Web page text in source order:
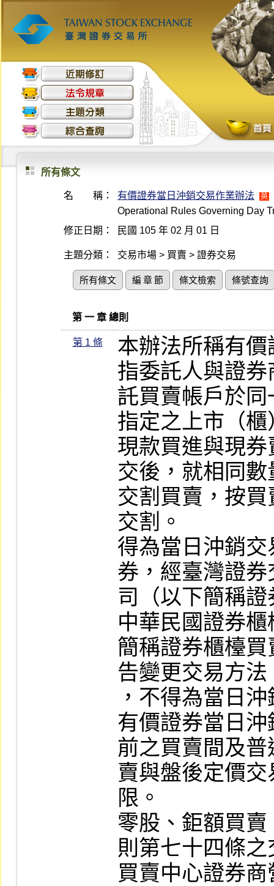
所有條文
名 稱： 有價證券當日沖銷交易作業辦法 英
Operational Rules Governing Day
修正日期：
民國 105 年 02 月 01 日
主題分類： 交易市場 > 買賣 > 證券交易
所有條文 編 章 節 條文檢索 條號查詢
   第 一 章 總則
第 1 條
本辦法所稱有
指委託人與證
託買賣帳戶於
指定之上市（
現款買進與現
交後，就相同
交割買賣，按
交割。
得為當日沖銷
券，經臺灣證
司（以下簡稱
中華民國證券
簡稱證券櫃檯
告變更交易方
，不得為當日
有價證券當日
前之買賣間及
賣與盤後定價
限。
零股、鉅額買
則第七十四條
買賣中心證券